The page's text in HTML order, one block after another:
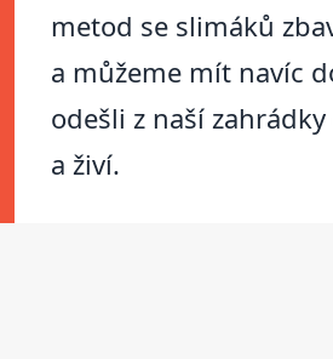
metod se slimáků
a můžeme mít navíc
odešli z naší
a živí.